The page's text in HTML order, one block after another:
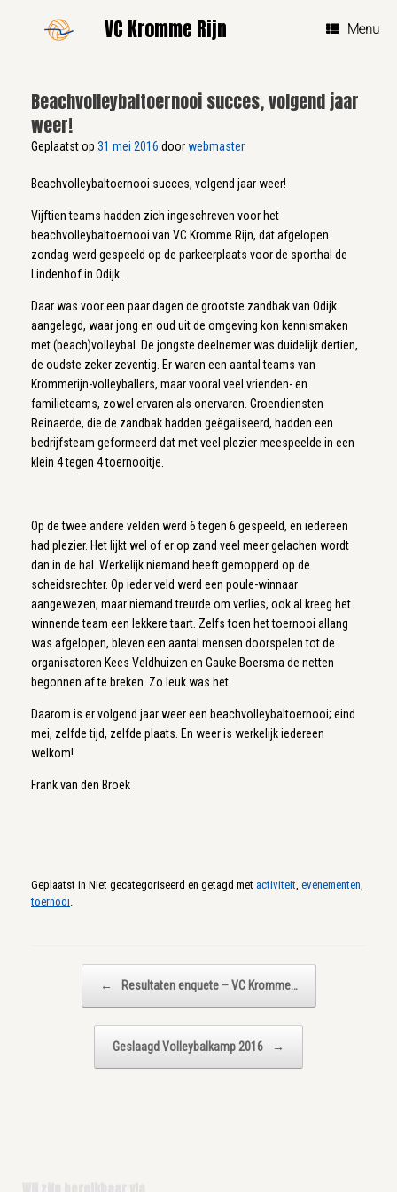
VC Kromme Rijn Menu
Beachvolleybaltoernooi succes, volgend jaar
weer!
Geplaatst op 31 mei 2016 doorwebmaster
Beachvolleybaltoernooi succes, volgend jaar weer!
Vijftien teams hadden zich ingeschreven voor het
beachvolleybaltoernooi van VC Kromme Rijn, dat afgelopen
zondag werd gespeeld op de parkeerplaats voor de sporthal de
Lindenhof in Odijk.
Daar was voor een paar dagen de grootste zandbak van Odijk
aangelegd, waar jong en oud uit de omgeving kon kennismaken
met (beach)volleybal. De jongste deelnemer was duidelijk dertien,
de oudste zeker zeventig. Er waren een aantal teams van
Krommerijn-volleyballers, maar vooral veel vrienden- en
familieteams, zowel ervaren als onervaren. Groendiensten
Reinaerde, die de zandbak hadden geëgaliseerd, hadden een
bedrijfsteam geformeerd dat met veel plezier meespeelde in een
klein 4 tegen 4 toernooitje.
Op de twee andere velden werd 6 tegen 6 gespeeld, en iedereen
had plezier. Het lijkt wel of er op zand veel meer gelachen wordt
dan in de hal. Werkelijk niemand heeft gemopperd op de
scheidsrechter. Op ieder veld werd een poule-winnaar
aangewezen, maar niemand treurde om verlies, ook al kreeg het
winnende team een lekkere taart. Zelfs toen het toernooi allang
was afgelopen, bleven een aantal mensen doorspelen tot de
organisatoren Kees Veldhuizen en Gauke Boersma de netten
begonnen af te breken. Zo leuk was het.
Daarom is er volgend jaar weer een beachvolleybaltoernooi; eind
mei, zelfde tijd, zelfde plaats. En weer is werkelijk iedereen
welkom!
Frank van den Broek
Geplaatst in Niet gecategoriseerd en getagd met activiteit evenementen
toernooi
← Resultaten enquete – VC Kromme…
Geslaagd Volleybalkamp 2016 →